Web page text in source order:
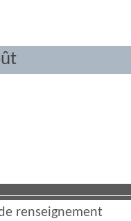
renseignement